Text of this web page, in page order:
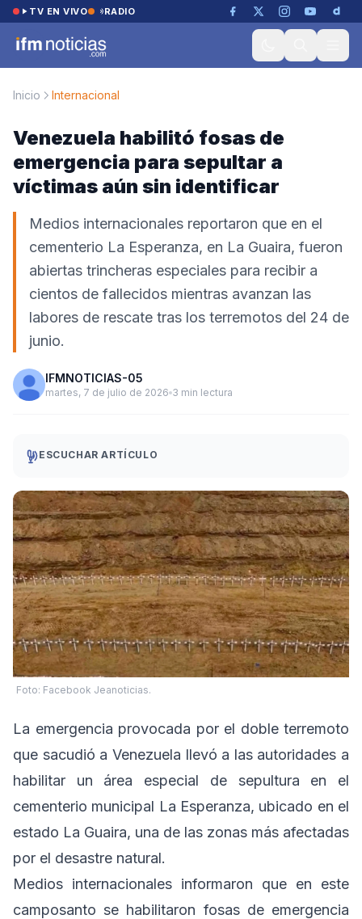
Saltar al contenido
TV EN VIVO RADIO
Inicio Internacional
Venezuela habilitó fosas de
emergencia para sepultar a
víctimas aún sin identificar
Medios internacionales reportaron que en el
cementerio La Esperanza, en La Guaira, fueron
abiertas trincheras especiales para recibir a
cientos de fallecidos mientras avanzan las
labores de rescate tras los terremotos del 24 de
junio.
IFMNOTICIAS-05
martes, 7 de julio de 2026 3 min lectura
ESCUCHAR ARTÍCULO
Foto: Facebook Jeanoticias.
La emergencia provocada por el doble terremoto
que sacudió a Venezuela llevó a las autoridades a
habilitar un área especial de sepultura en el
cementerio municipal La Esperanza, ubicado en el
estado La Guaira, una de las zonas más afectadas
por el desastre natural.
Medios internacionales informaron que en este
camposanto se habilitaron fosas de emergencia